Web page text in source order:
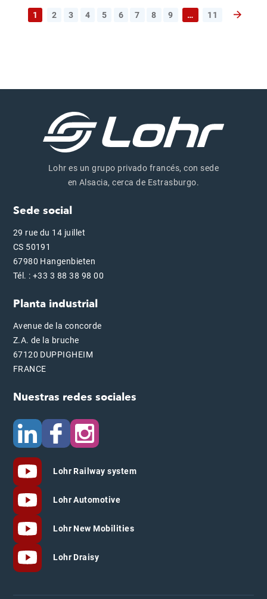
1 2 3 4 5 6 7 8 9 … 11 Página
Lohr es un grupo privado francés, con sede
en Alsacia, cerca de Estrasburgo.
Sede social
29 rue du 14 juillet
CS 50191
67980 Hangenbieten
Tél. : +33 3 88 38 98 00
Planta industrial
Avenue de la concorde
Z.A. de la bruche
67120 DUPPIGHEIM
FRANCE
Nuestras redes sociales
Lohr Railway system
Lohr Automotive
Lohr New Mobilities
Lohr Draisy